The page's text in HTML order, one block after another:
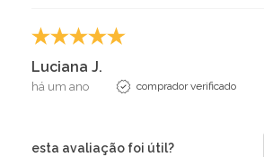
Luciana J.
há um ano comprador verificado
esta avaliação foi útil?